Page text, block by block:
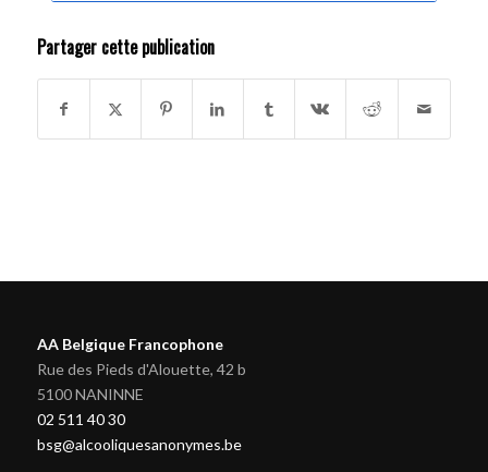
Partager cette publication
AA Belgique Francophone
Rue des Pieds d'Alouette, 42 b
5100 NANINNE
02 511 40 30
bsg@alcooliquesanonymes.be